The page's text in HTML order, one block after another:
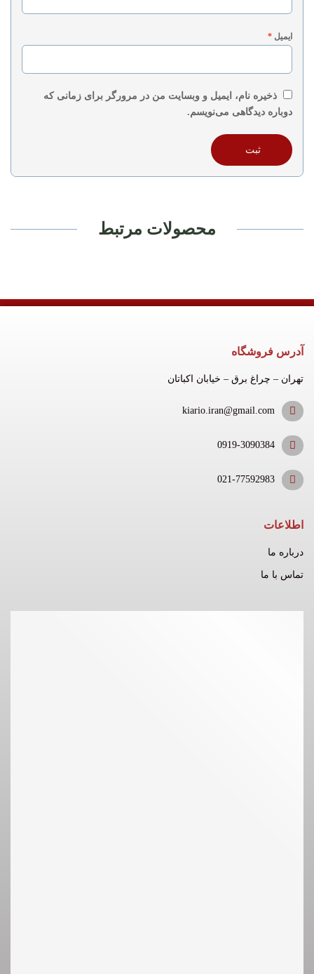
ایمیل *
ذخیره نام، ایمیل و وبسایت من در مرورگر برای زمانی که
دوباره دیدگاهی می‌نویسم.
محصولات مرتبط
آدرس فروشگاه
تهران – چراغ برق – خیابان اکباتان
kiario.iran@gmail.com
0919-3090384
021-77592983
اطلاعات
درباره ما
تماس با ما